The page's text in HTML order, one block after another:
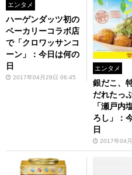
エンタメ
ハーゲンダッツ初の
ベーカリーコラボ店
で「クロワッサンコ
ーン」：今日は何の
日
2017年04月29日 06:45
エンタメ
銀だこ、
だれたっ
「瀬戸内
ろし」：
日
2017年04